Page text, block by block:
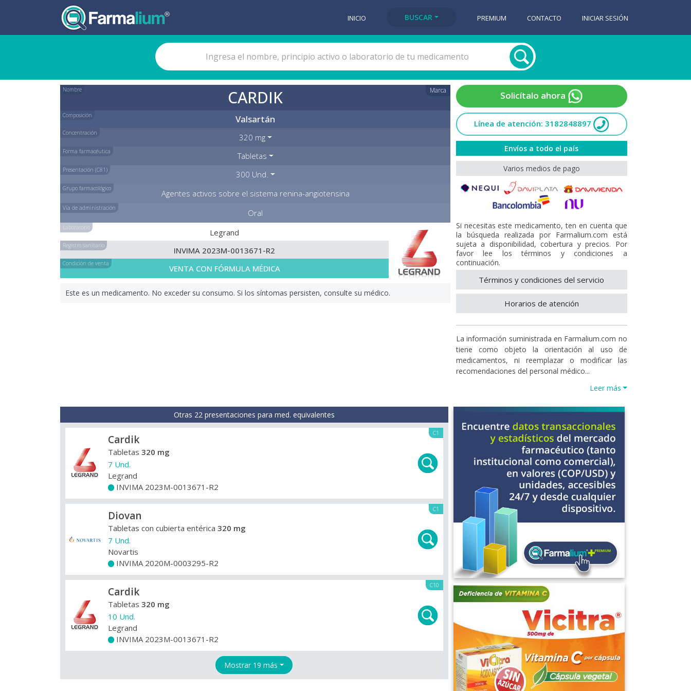
INICIO BUSCAR PREMIUM CONTACTO INICIAR SESIÓN
Nombre Marca
CARDIK
Composición Valsartán
Concentración 320 mg
Forma farmacéutica Tabletas
Presentación (C81) 300 Und.
Grupo farmacológico Agentes activos sobre el sistema renina-angiotensina
Vía de administración Oral
Laboratorio Legrand
Registro sanitario INVIMA 2023M-0013671-R2
Condición de venta VENTA CON FÓRMULA MÉDICA
Este es un medicamento. No exceder su consumo. Si los síntomas persisten, consulte su médico.
Solicítalo ahora
Línea de atención: 3182848897
Envíos a todo el país
Varios medios de pago
Si necesitas este medicamento, ten en cuenta que
la búsqueda realizada por Farmalium.com está
sujeta a disponibilidad, cobertura y precios. Por
favor lee los términos y condiciones a
continuación.
Términos y condiciones del servicio
Horarios de atención
La información suministrada en Farmalium.com no
tiene como objeto la orientación al uso de
medicamentos, ni reemplazar o modificar las
recomendaciones del personal médico...
Leer más
Otras 22 presentaciones para med. equivalentes
C1
Cardik
Tabletas 320 mg
7 Und.
Legrand
INVIMA 2023M-0013671-R2
C1
Diovan
Tabletas con cubierta entérica 320 mg
7 Und.
Novartis
INVIMA 2020M-0003295-R2
C10
Cardik
Tabletas 320 mg
10 Und.
Legrand
INVIMA 2023M-0013671-R2
Mostrar 19 más